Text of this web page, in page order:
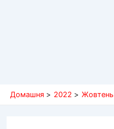
Домашня 2022 Жовтень